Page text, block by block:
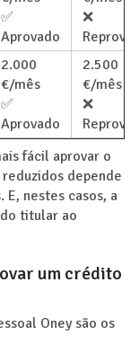
✅
Aprovado
❌
2.000
€/mês
✅
Aprovado
2.500
€/mês
❌
fácil aprovar o
depende
nestes casos, a
titular ao
um crédito
Oney são os